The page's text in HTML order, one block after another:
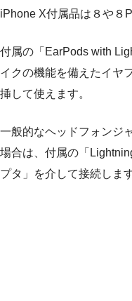
iPhone X付属品は８や８
付属の「EarPods with
イクの機能を備えたイヤ
挿して使えます。
一般的なヘッドフォンジ
場合は、付属の「
プタ」を介して接続します